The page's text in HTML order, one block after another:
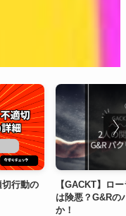
行動の
【GACKT】ロ
は険悪？G&Rの
か！